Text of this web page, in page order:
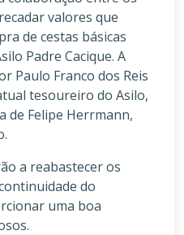
valores que
de cestas básicas
Padre Cacique. A
Paulo Franco dos Reis
tesoureiro do Asilo,
de Felipe Herrmann,
a reabastecer os
do
uma boa